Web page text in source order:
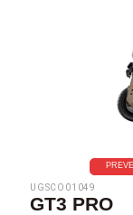
UGSCO01049
GT3 PRO